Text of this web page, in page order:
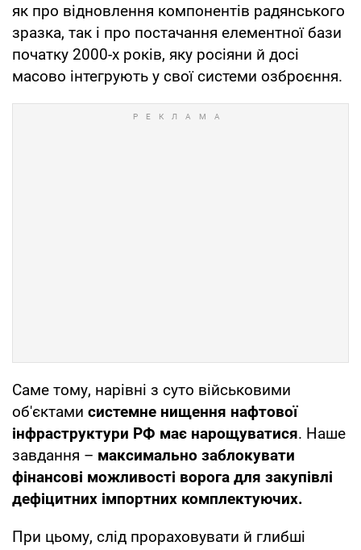
як про відновлення компонентів радянського
зразка, так і про постачання елементної бази
початку 2000-х років, яку росіяни й досі
масово інтегрують у свої системи озброєння.
Саме тому, нарівні з суто військовими
об'єктами системне нищення нафтової
інфраструктури РФ має нарощуватися. Наше
завдання – максимально заблокувати
фінансові можливості ворога для закупівлі
дефіцитних імпортних комплектуючих.
При цьому, слід прораховувати й глибші